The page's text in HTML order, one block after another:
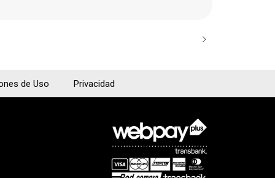
de Uso Privacidad